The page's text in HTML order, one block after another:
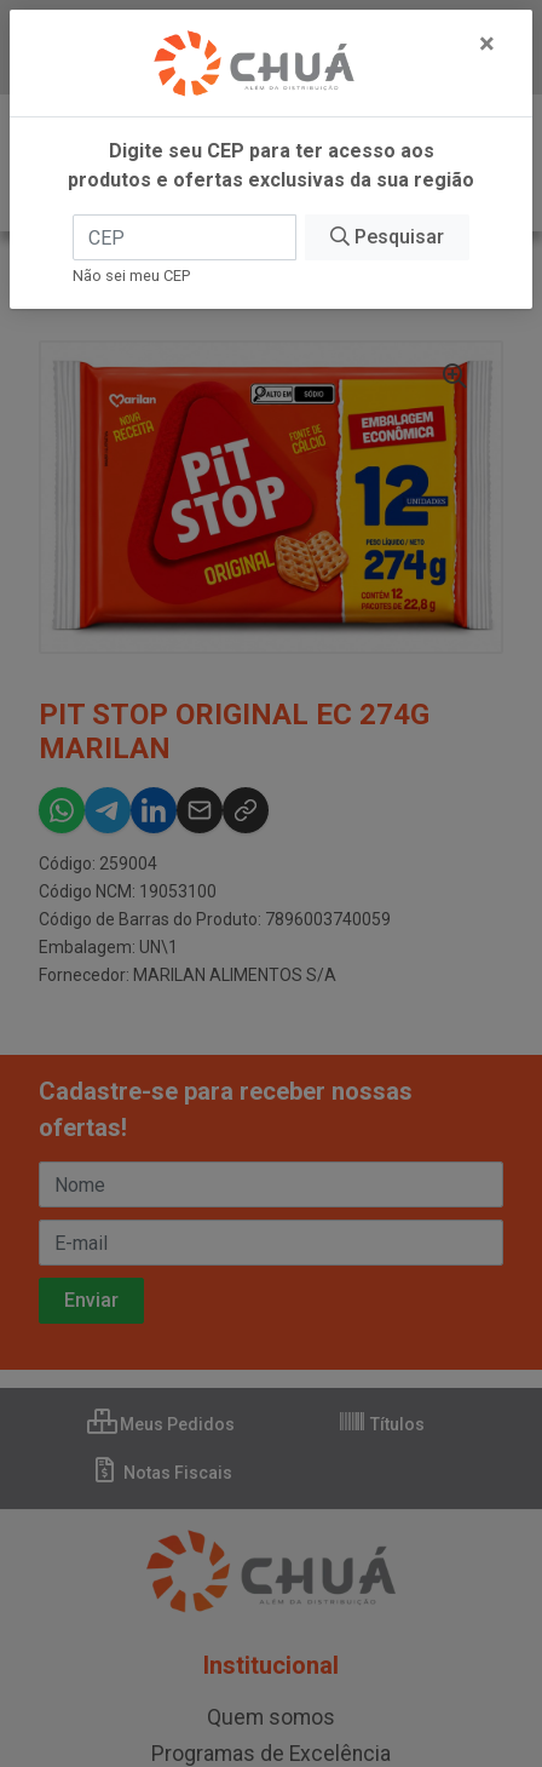
Baixe já nosso APP
0
INÍCIO
MARILAN
PIT STOP ORIGINAL EC 274G
MARILAN
Código: 259004
Código NCM: 19053100
Código de Barras do Produto: 7896003740059
Embalagem: UN\1
Fornecedor: MARILAN ALIMENTOS S/A
Cadastre-se para receber nossas
ofertas!
Meus Pedidos Títulos
Notas Fiscais
Institucional
Quem somos
Programas de Excelência
×
Digite seu CEP para ter acesso aos
produtos e ofertas exclusivas da sua região
Pesquisar
Não sei meu CEP